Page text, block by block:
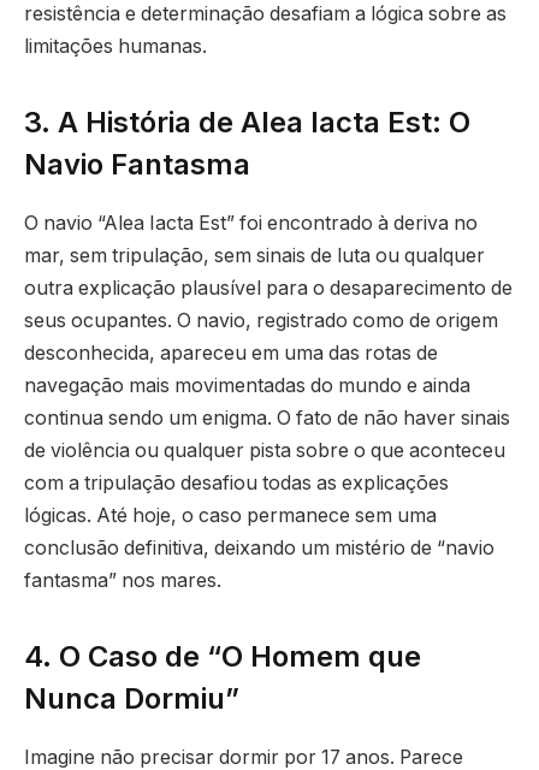
resistência e determinação desafiam a lógica sobre as
limitações humanas.
3. A História de Alea Iacta Est: O
Navio Fantasma
O navio “Alea Iacta Est” foi encontrado à deriva no
mar, sem tripulação, sem sinais de luta ou qualquer
outra explicação plausível para o desaparecimento de
seus ocupantes. O navio, registrado como de origem
desconhecida, apareceu em uma das rotas de
navegação mais movimentadas do mundo e ainda
continua sendo um enigma. O fato de não haver sinais
de violência ou qualquer pista sobre o que aconteceu
com a tripulação desafiou todas as explicações
lógicas. Até hoje, o caso permanece sem uma
conclusão definitiva, deixando um mistério de “navio
fantasma” nos mares.
4. O Caso de “O Homem que
Nunca Dormiu”
Imagine não precisar dormir por 17 anos. Parece